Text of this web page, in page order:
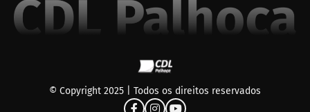
© Copyright 2025 | Todos os direitos reservados